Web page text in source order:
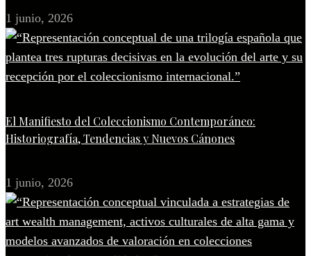
1 junio, 2026
El Manifiesto del Coleccionismo Contemporáneo:
Historiografía, Tendencias y Nuevos Cánones
1 junio, 2026